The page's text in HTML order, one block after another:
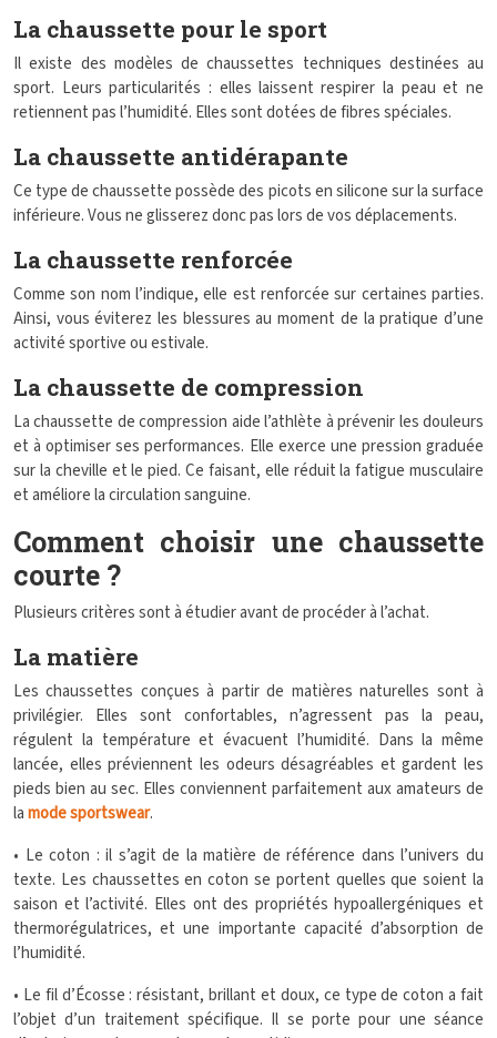
La chaussette pour le sport
Il existe des modèles de chaussettes techniques destinées au
sport. Leurs particularités : elles laissent respirer la peau et ne
retiennent pas l’humidité. Elles sont dotées de fibres spéciales.
La chaussette antidérapante
Ce type de chaussette possède des picots en silicone sur la surface
inférieure. Vous ne glisserez donc pas lors de vos déplacements.
La chaussette renforcée
Comme son nom l’indique, elle est renforcée sur certaines parties.
Ainsi, vous éviterez les blessures au moment de la pratique d’une
activité sportive ou estivale.
La chaussette de compression
La chaussette de compression aide l’athlète à prévenir les douleurs
et à optimiser ses performances. Elle exerce une pression graduée
sur la cheville et le pied. Ce faisant, elle réduit la fatigue musculaire
et améliore la circulation sanguine.
Comment choisir une chaussette
courte ?
Plusieurs critères sont à étudier avant de procéder à l’achat.
La matière
Les chaussettes conçues à partir de matières naturelles sont à
privilégier. Elles sont confortables, n’agressent pas la peau,
régulent la température et évacuent l’humidité. Dans la même
lancée, elles préviennent les odeurs désagréables et gardent les
pieds bien au sec. Elles conviennent parfaitement aux amateurs de
lamode sportswear.
• Le coton : il s’agit de la matière de référence dans l’univers du
texte. Les chaussettes en coton se portent quelles que soient la
saison et l’activité. Elles ont des propriétés hypoallergéniques et
thermorégulatrices, et une importante capacité d’absorption de
l’humidité.
• Le fil d’Écosse : résistant, brillant et doux, ce type de coton a fait
l’objet d’un traitement spécifique. Il se porte pour une séance